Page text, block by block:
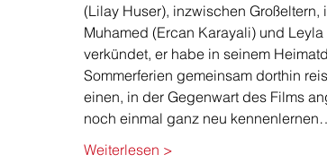
(Lilay Huser), inzwischen
Muhamed (Ercan Karayali) und
verkündet, er habe in seinem
Sommerferien gemeinsam dorthin
einen, in der Gegenwart des Films
noch einmal ganz neu
Weiterlesen >